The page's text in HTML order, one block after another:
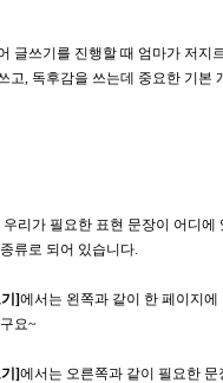
글쓰기를 진행할 때 엄마가 저지
고, 독후감을 쓰는데 중요한 기본
우리가 필요한 표현 문장이 어디에
류로 되어 있습니다.
​]에서는 왼쪽과 같이 한 페이지
요~
]에서는 오른쪽과 같이 필요한